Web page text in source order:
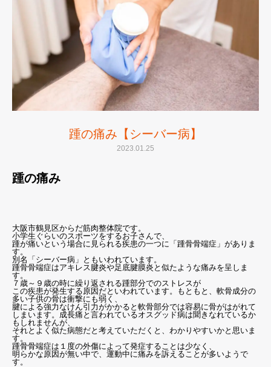
踵の痛み【シーバー病】
2023.01.25
踵の痛み
大阪市鶴見区からだ筋肉整体院です。
小学生ぐらいのスポーツをするお子さんで、
踵が痛いという場合に見られる疾患の一つに「踵骨骨端症」がありま
す。
別名「シーバー病」ともいわれています。
踵骨骨端症はアキレス腱炎や足底腱膜炎と似たような痛みを呈しま
す。
７歳～９歳の時に繰り返される踵部分でのストレスが
この疾患が発生する原因だといわれています。もともと、軟骨成分の
多い子供の骨は衝撃にも弱く、
腱による強力なけん引力がかかると軟骨部分では容易に骨がはがれて
しまいます。成長痛と言われているオスグッド病は聞きなれているか
もしれませんが、
それとよく似た病態だと考えていただくと、わかりやすいかと思いま
す。
踵骨骨端症は１度の外傷によって発症することは少なく、
明らかな原因が無い中で、運動中に痛みを訴えることが多いようで
す。